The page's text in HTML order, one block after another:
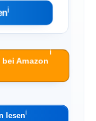
ℹ︎
Amazon
ℹ︎
lesenℹ︎